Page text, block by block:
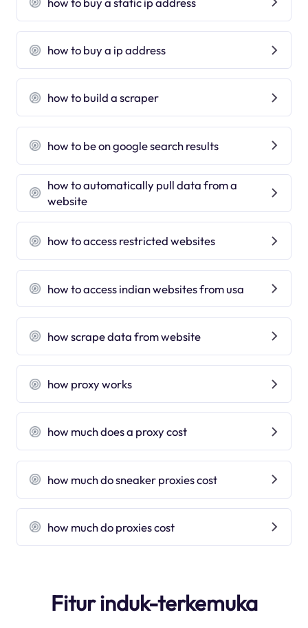
how to buy a ip address
how to build a scraper
how to be on google search results
how to automatically pull data from a
website
how to access restricted websites
how to access indian websites from usa
how scrape data from website
how proxy works
how much does a proxy cost
how much do sneaker proxies cost
how much do proxies cost
Fitur induk-terkemuka